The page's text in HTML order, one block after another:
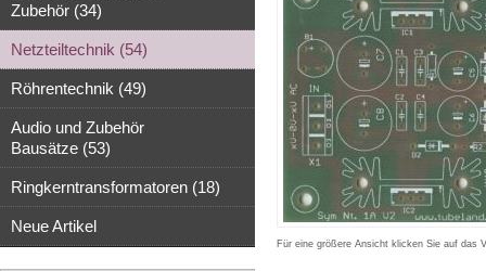
Zubehör (34)
Netzteiltechnik (54)
Röhrentechnik (49)
Audio und Zubehör
Bausätze (53)
Ringkerntransformatoren (18)
Neue Artikel
Für eine größere Ansicht klicken Sie auf das